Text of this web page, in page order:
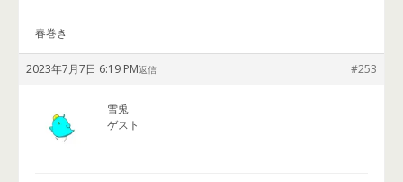
春巻き
2023年7月7日 6:19 PM #253
返信
雪兎
ゲスト